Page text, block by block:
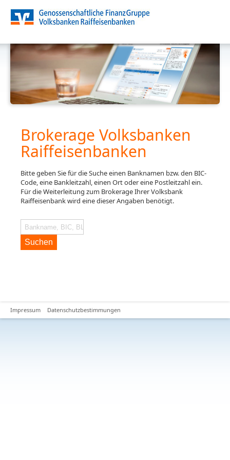
Brokerage Volksbanken
Raiffeisenbanken
Bitte geben Sie für die Suche einen Banknamen bzw. den BIC-
Code, eine Bankleitzahl, einen Ort oder eine Postleitzahl ein.
Für die Weiterleitung zum Brokerage Ihrer Volksbank
Raiffeisenbank wird eine dieser Angaben benötigt.
Suchen
Impressum Datenschutzbestimmungen